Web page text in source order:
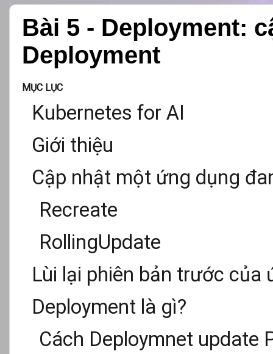
Bài 5 - Deployment:
Deployment
MỤC LỤC
Kubernetes for AI
Giới thiệu
Cập nhật một ứng dụng
Recreate
RollingUpdate
Lùi lại phiên bản trước của
Deployment là gì?
Cách Deploymnet update